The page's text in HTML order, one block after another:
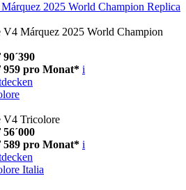
2025 World Champion Replica
V4 Márquez 2025 World Champion
959 pro Monat* i
V4 Tricolore
589 pro Monat* i
Italia